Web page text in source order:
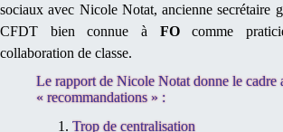
sociaux avec Nicole Notat, ancienne secrétaire
CFDT bien connue à FOcomme
collaboration de classe.
Le rapport de Nicole Notat donne le cadre
« recommandations » :
Trop de centralisation